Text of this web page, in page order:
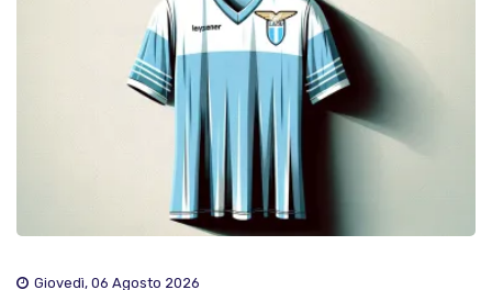
Giovedì, 06 Agosto 2026